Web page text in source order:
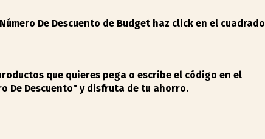
De Descuento de Budget haz click en el cuadrado
que quieres pega o escribe el código en el
De Descuento"y disfruta de tu ahorro.